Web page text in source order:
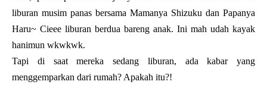
liburan musim panas bersama Mamanya Shizuku dan Papanya
Haru~ Cieee liburan berdua bareng anak. Ini mah udah kayak
hanimun wkwkwk.
Tapi di saat mereka sedang liburan, ada kabar yang
menggemparkan dari rumah? Apakah itu?!